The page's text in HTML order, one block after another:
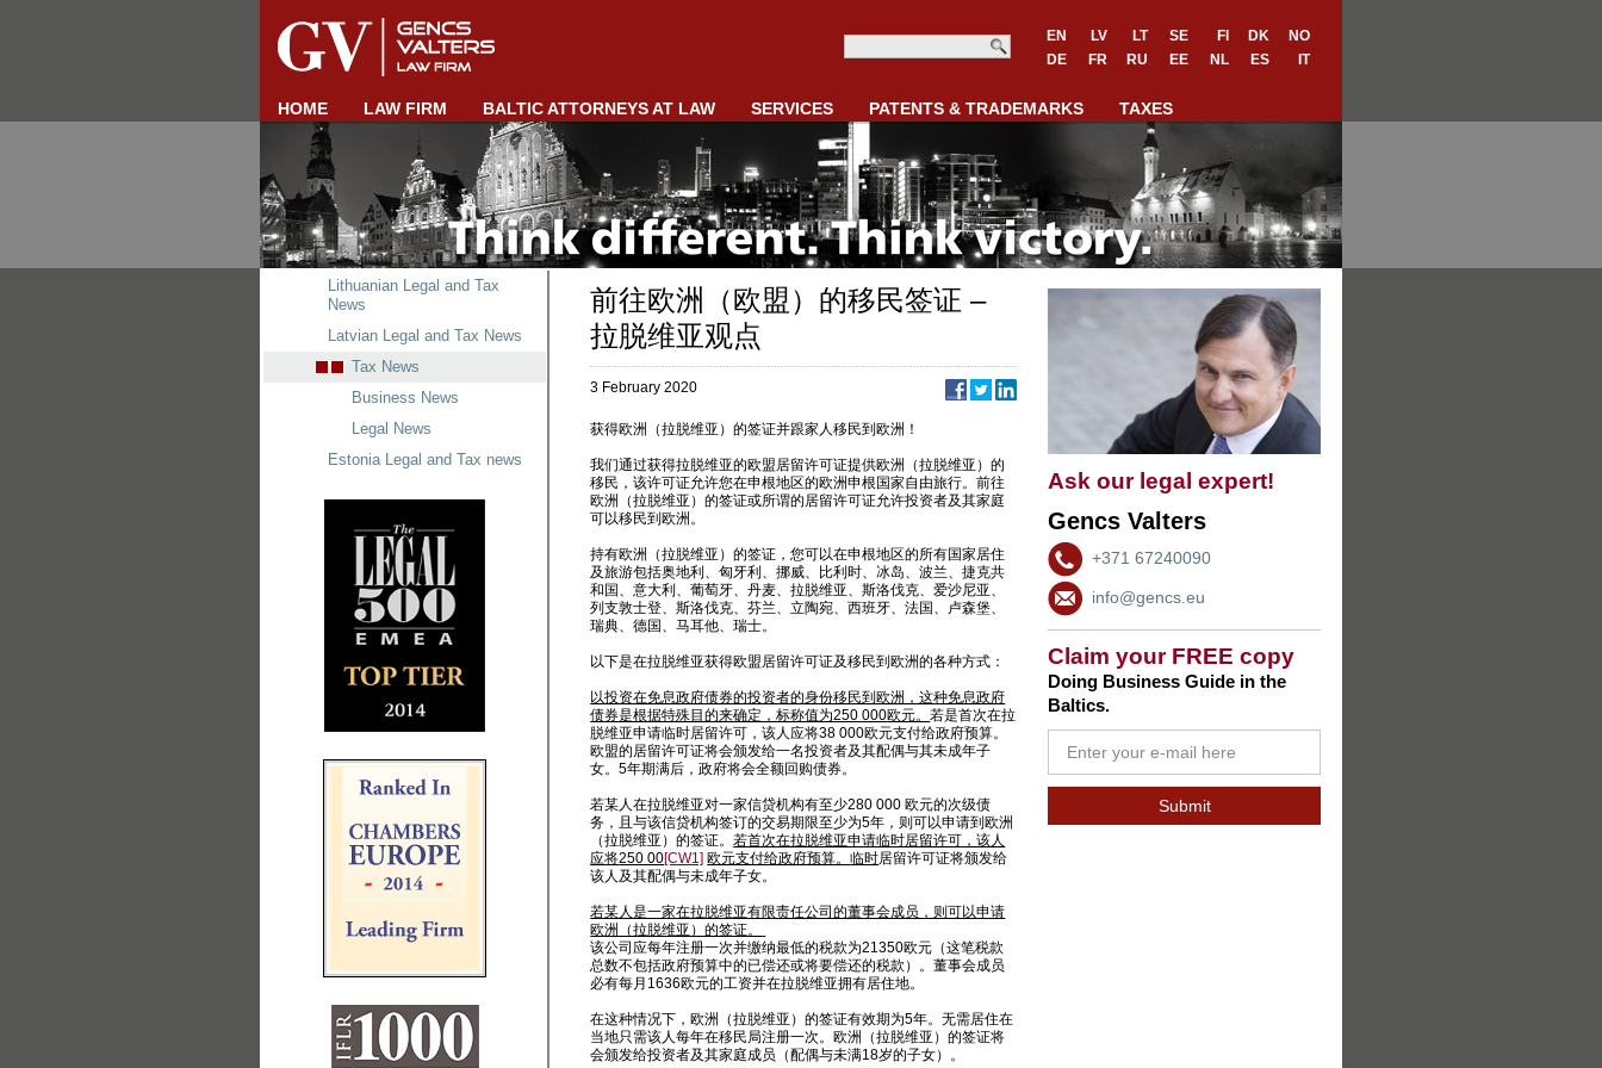
EN LV LT SE FI DK
NO
DE
FR RU EE NL ES IT
HOME LAW FIRM BALTIC ATTORNEYS AT LAW SERVICES PATENTS & TRADEMARKS TAXES
Ask our legal expert!
Gencs Valters
+371 67240090
info@gencs.eu
Claim your FREE copy
Doing Business Guide in the
Baltics.
前往欧洲（欧盟）的移民签证 –
拉脱维亚观点
3 February 2020
获得欧洲（拉脱维亚）的签证并跟家人移民到欧洲！
我们通过获得拉脱维亚的欧盟居留许可证提供欧洲（拉脱维亚）的
移民，该许可证允许您在申根地区的欧洲申根国家自由旅行。前往
欧洲（拉脱维亚）的签证或所谓的居留许可证允许投资者及其家庭
可以移民到欧洲。
持有欧洲（拉脱维亚）的签证，您可以在申根地区的所有国家居住
及旅游包括奥地利、匈牙利、挪威、比利时、冰岛、波兰、捷克共
和国、意大利、葡萄牙、丹麦、拉脱维亚、斯洛伐克、爱沙尼亚、
列支敦士登、斯洛伐克、芬兰、立陶宛、西班牙、法国、卢森堡、
瑞典、德国、马耳他、瑞士。
以下是在拉脱维亚获得欧盟居留许可证及移民到欧洲的各种方式：
以投资在免息政府债券的投资者的身份移民到欧洲，这种免息政府
债券是根据特殊目的来确定，标称值为250 000欧元。若是首次在拉
脱维亚申请临时居留许可，该人应将38 000欧元支付给政府预算。
欧盟的居留许可证将会颁发给一名投资者及其配偶与其未成年子
女。5年期满后，政府将会全额回购债券。
若某人在拉脱维亚对一家信贷机构有至少280 000 欧元的次级债
务，且与该信贷机构签订的交易期限至少为5年，则可以申请到欧洲
（拉脱维亚）的签证。若首次在拉脱维亚申请临时居留许可，该人
应将250 00[CW1] 欧元支付给政府预算。临时居留许可证将颁发给
该人及其配偶与未成年子女。
若某人是一家在拉脱维亚有限责任公司的董事会成员，则可以申请
欧洲（拉脱维亚）的签证。
该公司应每年注册一次并缴纳最低的税款为21350欧元（这笔税款
总数不包括政府预算中的已偿还或将要偿还的税款）。董事会成员
必有每月1636欧元的工资并在拉脱维亚拥有居住地。
在这种情况下，欧洲（拉脱维亚）的签证有效期为5年。无需居住在
当地只需该人每年在移民局注册一次。欧洲（拉脱维亚）的签证将
会颁发给投资者及其家庭成员（配偶与未满18岁的子女）。
Lithuanian Legal and Tax
News
Latvian Legal and Tax News
Tax News
Business News
Legal News
Estonia Legal and Tax news